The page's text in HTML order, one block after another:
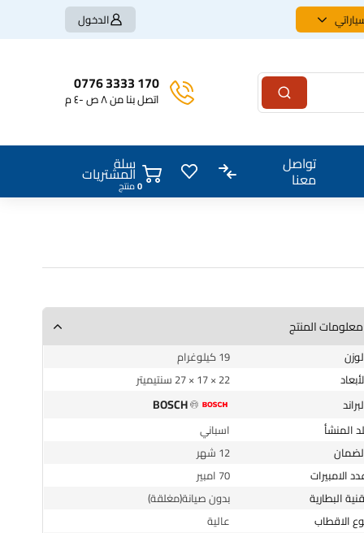
الدخول
170 3333 0776
اتصل بنا من ٨ ص -٤ م
تواصل
معنا
سلة
المشتريات0منتج
معلومات المنتج
الوزن
19 كيلوغرام
الأبعاد
22 × 17 × 27 سنتيميتر
البراند
BOSCH
بلد المنشأ
اسباني
الضمان
12 شهر
عدد الامبيرات
70 امبير
تقنية البطارية
بدون صيانة(مغلقة)
نوع الاقطاب
عالية